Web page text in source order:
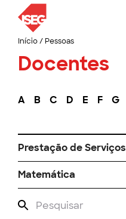
Início/ Pessoas
Docentes
A B C D E F G
Prestação de Serviços
Matemática